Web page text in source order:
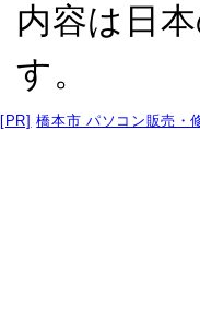
内容は日
す。
[PR] 橋本市 パソコン販売・